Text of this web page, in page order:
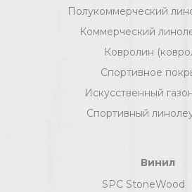
Полукоммерческий
Коммерческий
Ковролин
Спортивное
Искусственный
Спортивный
Винил
SPC StoneWood